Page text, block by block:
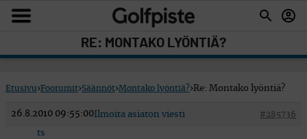
RE: MONTAKO LYÖNTIÄ?
Etusivu›Foorumit›Säännöt›Montako lyöntiä?›Re: Montako lyöntiä?
26.8.2010 09:55:00 #285736
Ilmoita asiaton viesti
ts